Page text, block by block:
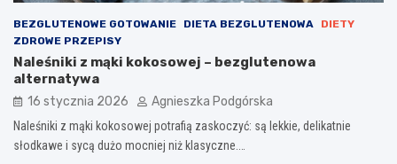
BEZGLUTENOWE GOTOWANIE DIETA BEZGLUTENOWA
DIETY
ZDROWE PRZEPISY
Naleśniki z mąki kokosowej – bezglutenowa
alternatywa
16 stycznia 2026 Agnieszka Podgórska
Naleśniki z mąki kokosowej potrafią zaskoczyć: są lekkie, delikatnie
słodkawe i sycą dużo mocniej niż klasyczne.…